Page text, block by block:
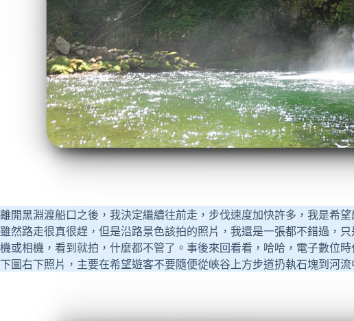
離開黑淵渡船口之後，我決定繼續往前走，步伐速度加快許多，我是希
雖然路走很真很趕，但是沿路景色該拍的照片，我還是一張都不錯過，
機或相機，看到就拍，什麼都不管了。事後來回看看，哈哈，電子數位
下圖右下照片，主要在希望遊客不要隨便從峽谷上方步道扔執石塊到河